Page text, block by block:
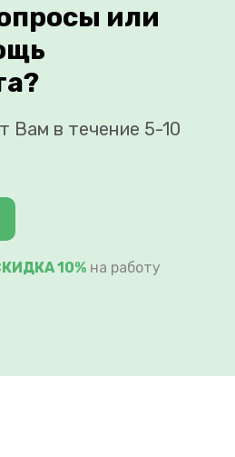
или
Вам в течение 5-10
10% на работу